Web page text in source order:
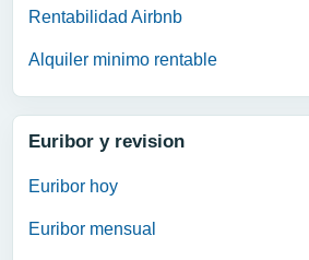
Rentabilidad Airbnb
Alquiler minimo rentable
Euribor y revision
Euribor hoy
Euribor mensual